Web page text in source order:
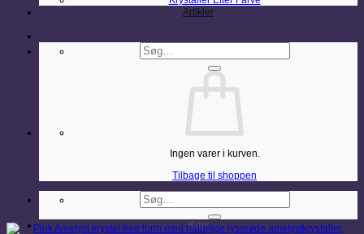
Artikler
Søg
efter:
Ingen varer i kurven.
Tilbage til shoppen
Søg
efter:
Kurv